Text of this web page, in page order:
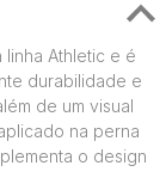
linha Athletic e é
durabilidade e
de um visual
na perna
o design